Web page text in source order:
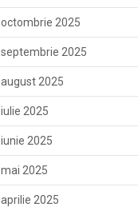
octombrie 2025
septembrie 2025
august 2025
iulie 2025
iunie 2025
mai 2025
aprilie 2025